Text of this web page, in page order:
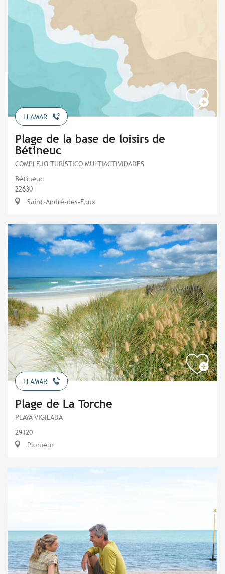
LLAMAR
Plage de la base de loisirs de
Bétineuc
COMPLEJO TURÍSTICO MULTIACTIVIDADES
Bétineuc
22630
Saint-André-des-Eaux
LLAMAR
Plage de La Torche
PLAYA VIGILADA
29120
Plomeur